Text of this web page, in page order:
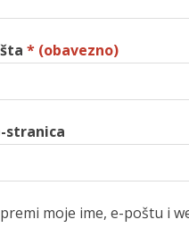
* (obavezno)
stranica
moje ime, e-poštu i